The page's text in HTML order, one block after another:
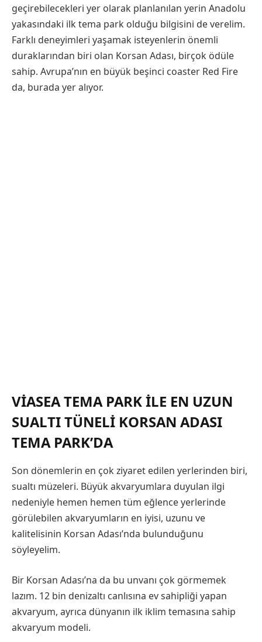
geçirebilecekleri yer olarak planlanılan yerin Anadolu
yakasındaki ilk tema park olduğu bilgisini de verelim.
Farklı deneyimleri yaşamak isteyenlerin önemli
duraklarından biri olan Korsan Adası, birçok ödüle
sahip. Avrupa’nın en büyük beşinci coaster Red Fire
da, burada yer alıyor.
VIASEA TEMA PARK İLE EN UZUN
SUALTI TÜNELI KORSAN ADASI
TEMA PARK’DA
Son dönemlerin en çok ziyaret edilen yerlerinden biri,
sualtı müzeleri. Büyük akvaryumlara duyulan ilgi
nedeniyle hemen hemen tüm eğlence yerlerinde
görülebilen akvaryumların en iyisi, uzunu ve
kalitelisinin Korsan Adası’nda bulunduğunu
söyleyelim.
Bir Korsan Adası’na da bu unvanı çok görmemek
lazım. 12 bin denizaltı canlısına ev sahipliği yapan
akvaryum, ayrıca dünyanın ilk iklim temasına sahip
akvaryum modeli.